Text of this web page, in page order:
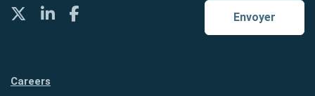
Envoyer
TwitterLinkedInFacebook
Careers